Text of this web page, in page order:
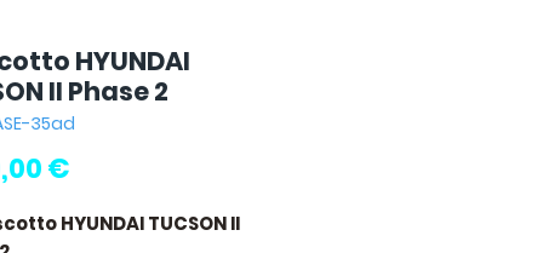
HYUNDAI
II Phase 2
35ad
€
HYUNDAI TUCSON II